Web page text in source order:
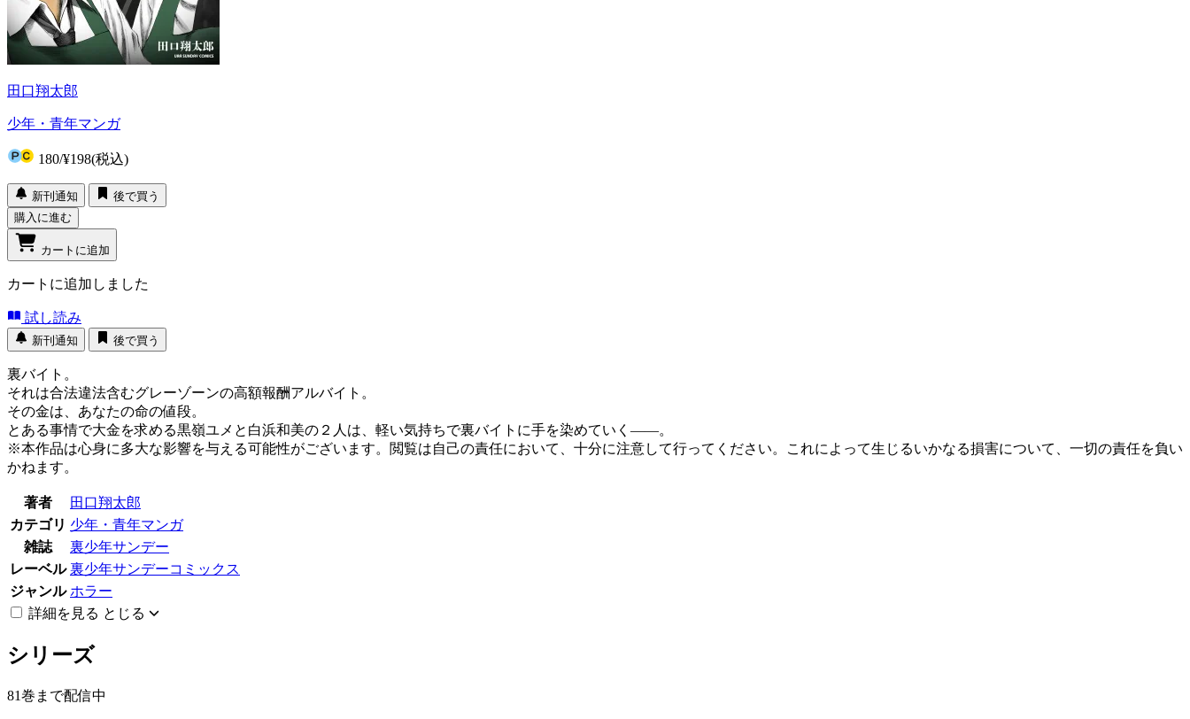
田口翔太郎
少年・青年マンガ
180/¥198(税込)
新刊通知
後で買う
購入に進む
カートに追加
カートに追加しました
試し読み
新刊通知 後で買う
裏バイト。
それは合法違法含むグレーゾーンの高額報酬アルバイト。
その金は、あなたの命の値段。
とある事情で大金を求める黒嶺ユメと白浜和美の２人は、軽い気持ちで裏バイトに手を染めていく――。
※本作品は心身に多大な影響を与える可能性がございます。閲覧は自己の責任において、十分に注意して行ってください。これによって生じるいかなる損害について、一切の責任を負い
かねます。
著者
田口翔太郎
カテゴリ 少年・青年マンガ
雑誌
裏少年サンデー
レーベル 裏少年サンデーコミックス
ジャンル ホラー
詳細を見る とじる
シリーズ
81巻まで配信中